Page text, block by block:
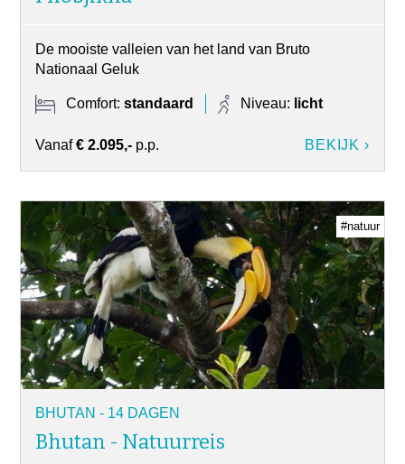
De mooiste valleien van het land van Bruto
Nationaal Geluk
Comfort:standaard Niveau: licht
Vanaf€ 2.095,- p.p. BEKIJK ›
#natuur
BHUTAN - 14 DAGEN
Bhutan - Natuurreis